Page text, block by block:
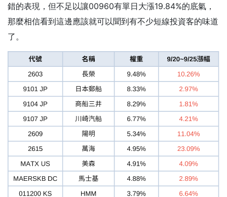
錯的表現，但不足以讓00960有單日大漲19.84%的底氣，
那麼相信看到這邊應該就可以聞到有不少短線投資客的味道
了。